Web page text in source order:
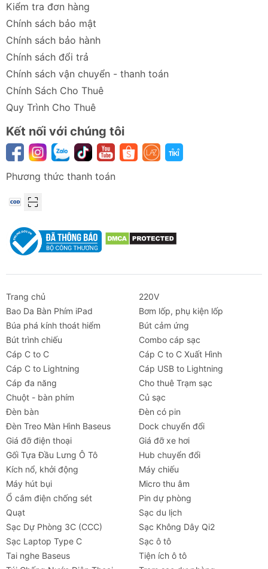
Kiểm tra đơn hàng
Chính sách bảo mật
Chính sách bảo hành
Chính sách đổi trả
Chính sách vận chuyển - thanh toán
Chính Sách Cho Thuê
Quy Trình Cho Thuê
Kết nối với chúng tôi
Phương thức thanh toán
Trang chủ
220V
Bao Da Bàn Phím iPad
Bơm lốp, phụ kiện lốp
Búa phá kính thoát hiểm
Bút cảm ứng
Bút trình chiếu
Combo cáp sạc
Cáp C to C
Cáp C to C Xuất Hình
Cáp C to Lightning
Cáp USB to Lightning
Cáp đa năng
Cho thuê Trạm sạc
Chuột - bàn phím
Củ sạc
Đèn bàn
Đèn có pin
Đèn Treo Màn Hình Baseus
Dock chuyển đổi
Giá đỡ điện thoại
Giá đỡ xe hơi
Gối Tựa Đầu Lưng Ô Tô
Hub chuyển đổi
Kích nổ, khởi động
Máy chiếu
Máy hút bụi
Micro thu âm
Ổ cắm điện chống sét
Pin dự phòng
Quạt
Sạc du lịch
Sạc Dự Phòng 3C (CCC)
Sạc Không Dây Qi2
Sạc Laptop Type C
Sạc ô tô
Tai nghe Baseus
Tiện ích ô tô